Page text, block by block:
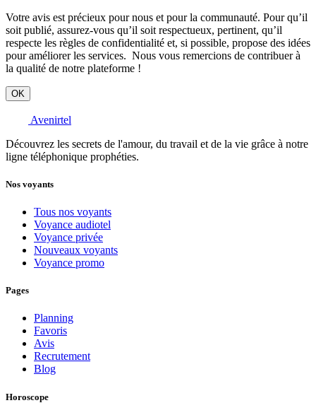
Votre avis est précieux pour nous et pour la communauté. Pour qu’il
soit publié, assurez-vous qu’il soit respectueux, pertinent, qu’il
respecte les règles de confidentialité et, si possible, propose des idées
pour améliorer les services. Nous vous remercions de contribuer à
la qualité de notre plateforme !
OK
Avenirtel
Découvrez les secrets de l'amour, du travail et de la vie grâce à notre
ligne téléphonique prophéties.
Nos voyants
Tous nos voyants
Voyance audiotel
Voyance privée
Nouveaux voyants
Voyance promo
Pages
Planning
Favoris
Avis
Recrutement
Blog
Horoscope